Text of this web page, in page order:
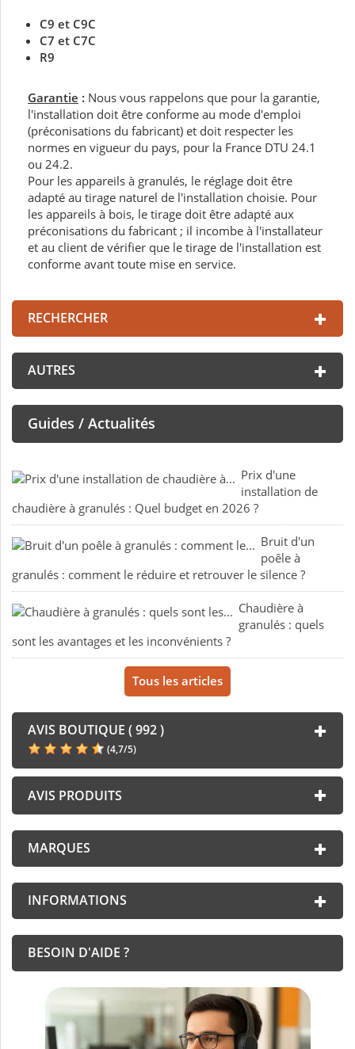
C9 et C9C
C7 et C7C
R9
Garantie : Nous vous rappelons que pour la garantie,
l'installation doit être conforme au mode d'emploi
(préconisations du fabricant) et doit respecter les
normes en vigueur du pays, pour la France DTU 24.1
ou 24.2.
Pour les appareils à granulés, le réglage doit être
adapté au tirage naturel de l'installation choisie. Pour
les appareils à bois, le tirage doit être adapté aux
préconisations du fabricant ; il incombe à l'installateur
et au client de vérifier que le tirage de l'installation est
conforme avant toute mise en service.
RECHERCHER
AUTRES
Guides / Actualités
Prix d'une
installation de
chaudière à granulés : Quel budget en 2026 ?
Bruit d'un
poêle à
granulés : comment le réduire et retrouver le silence ?
Chaudière à
granulés : quels
sont les avantages et les inconvénients ?
Tous les articles
AVIS BOUTIQUE ( 992 )
(4,7/5)
AVIS PRODUITS
MARQUES
INFORMATIONS
BESOIN D'AIDE ?